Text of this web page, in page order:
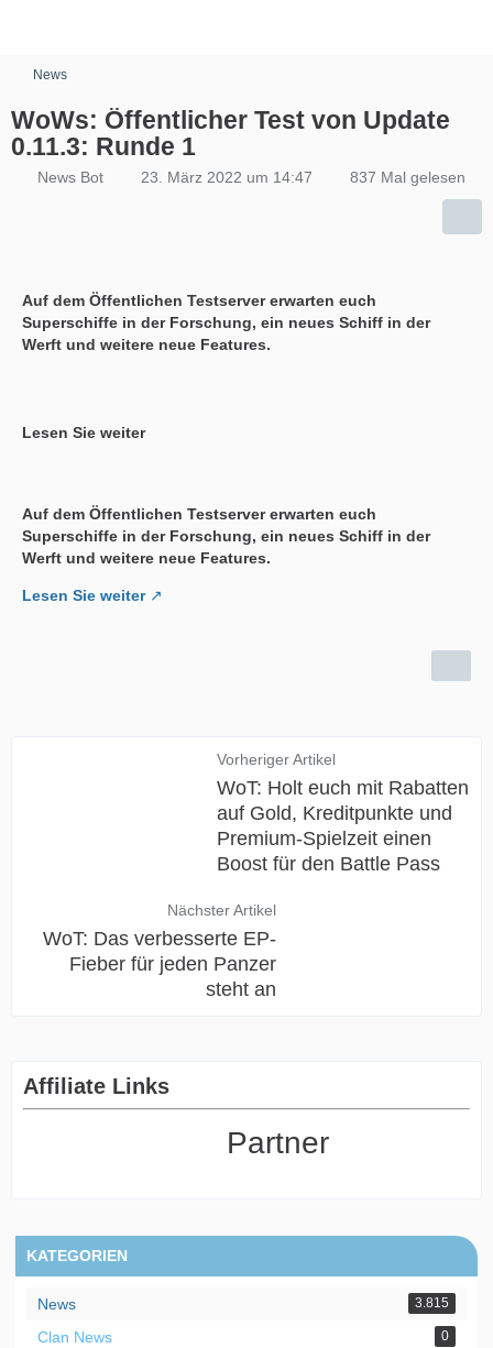
News
WoWs: Öffentlicher Test von Update
0.11.3: Runde 1
News Bot 23. März 2022 um 14:47 837 Mal gelesen
Auf dem Öffentlichen Testserver erwarten euch
Superschiffe in der Forschung, ein neues Schiff in der
Werft und weitere neue Features.
Lesen Sie weiter
Auf dem Öffentlichen Testserver erwarten euch
Superschiffe in der Forschung, ein neues Schiff in der
Werft und weitere neue Features.
Lesen Sie weiter
Vorheriger Artikel
WoT: Holt euch mit Rabatten
auf Gold, Kreditpunkte und
Premium-Spielzeit einen
Boost für den Battle Pass
Nächster Artikel
WoT: Das verbesserte EP-
Fieber für jeden Panzer
steht an
Affiliate Links
Partner
KATEGORIEN
News 3.815
Clan News 0